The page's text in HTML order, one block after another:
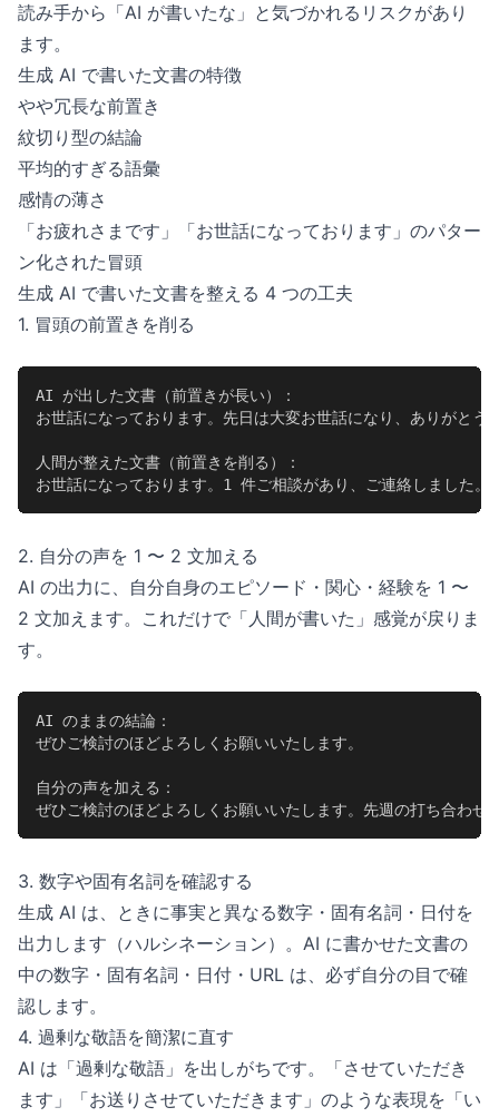
読み手から「AI が書いたな」と気づかれるリスクがあり
ます。
生成 AI で書いた文書の特徴
やや冗長な前置き
紋切り型の結論
平均的すぎる語彙
感情の薄さ
「お疲れさまです」「お世話になっております」のパター
ン化された冒頭
生成 AI で書いた文書を整える 4 つの工夫
1. 冒頭の前置きを削る
AI が出した文書（前置きが長い）：
お世話になっております。先日は大変お世話になり、ありがと
人間が整えた文書（前置きを削る）：
お世話になっております。1 件ご相談があり、ご連絡しました。
2. 自分の声を 1 〜 2 文加える
AI の出力に、自分自身のエピソード・関心・経験を 1 〜
2 文加えます。これだけで「人間が書いた」感覚が戻りま
す。
AI のままの結論：
ぜひご検討のほどよろしくお願いいたします。
自分の声を加える：
ぜひご検討のほどよろしくお願いいたします。先週の打ち合わ
3. 数字や固有名詞を確認する
生成 AI は、ときに事実と異なる数字・固有名詞・日付を
出力します（ハルシネーション）。AI に書かせた文書の
中の数字・固有名詞・日付・URL は、必ず自分の目で確
認します。
4. 過剰な敬語を簡潔に直す
AI は「過剰な敬語」を出しがちです。「させていただき
ます」「お送りさせていただきます」のような表現を「い